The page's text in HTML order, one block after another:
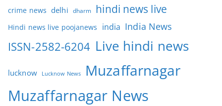
crime news delhi dharm hindi news live
Hindi news live poojanews india India News
ISSN-2582-6204 Live hindi news
lucknow Lucknow News Muzaffarnagar
Muzaffarnagar News